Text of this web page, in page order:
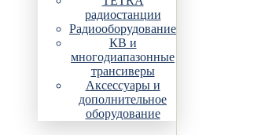
радиостанции
Радиооборудование
КВ и
многодиапазонные
трансиверы
Аксессуары и
дополнительное
оборудование